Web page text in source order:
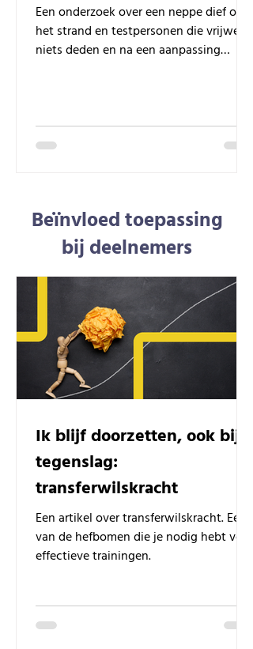
Een onderzoek over een neppe dief op
het strand en testpersonen die vrijwel
niets deden en na een aanpassing
Beïnvloed toepassing
bij deelnemers
Ik blijf doorzetten, ook bij
tegenslag:
transferwilskracht
Een artikel over transferwilskracht. Een
van de hefbomen die je nodig hebt voor
effectieve trainingen.